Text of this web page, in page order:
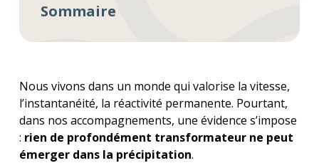
Sommaire
Nous vivons dans un monde qui valorise la vitesse,
l’instantanéité, la réactivité permanente. Pourtant,
dans nos accompagnements, une évidence s’impose
: rien de profondément transformateur ne peut
émerger dans la précipitation.